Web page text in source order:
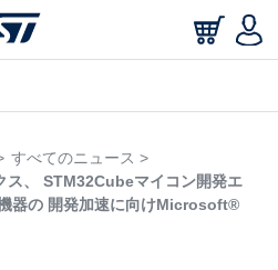
すべてのニュース >
ス、 STM32Cubeマイコン開発エ
器の 開発加速に向けMicrosoft®